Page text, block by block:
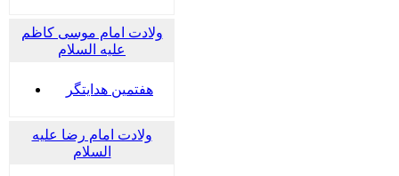
ولادت امام موسی کاظم
علیه السلام
هفتمین هدایتگر
ولادت امام رضا علیه
السلام